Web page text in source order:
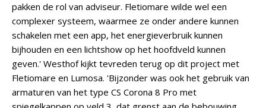
pakken de rol van adviseur. Fletiomare wilde wel een
complexer systeem, waarmee ze onder andere kunnen
schakelen met een app, het energieverbruik kunnen
bijhouden en een lichtshow op het hoofdveld kunnen
geven.' Westhof kijkt tevreden terug op dit project met
Fletiomare en Lumosa. 'Bijzonder was ook het gebruik van
armaturen van het type CS Corona 8 Pro met